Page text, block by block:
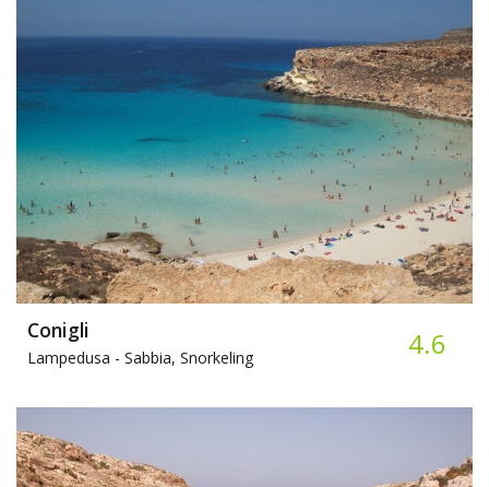
Conigli
Lampedusa - Sabbia, Snorkeling 4.6